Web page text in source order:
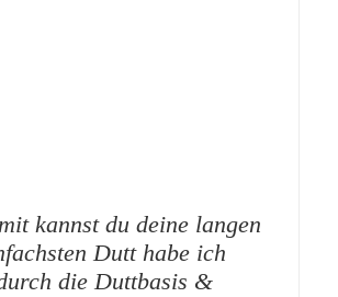
kannst du deine langen
Dutt habe ich
die Duttbasis &